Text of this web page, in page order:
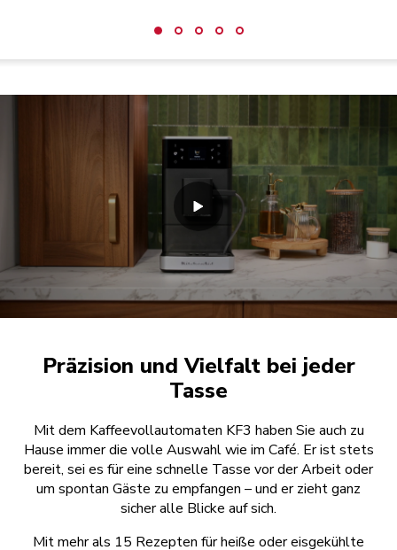
Präzision und Vielfalt bei jeder
Tasse
Mit dem Kaffeevollautomaten KF3 haben Sie auch zu
Hause immer die volle Auswahl wie im Café. Er ist stets
bereit, sei es für eine schnelle Tasse vor der Arbeit oder
um spontan Gäste zu empfangen – und er zieht ganz
sicher alle Blicke auf sich.
Mit mehr als 15 Rezepten für heiße oder eisgekühlte